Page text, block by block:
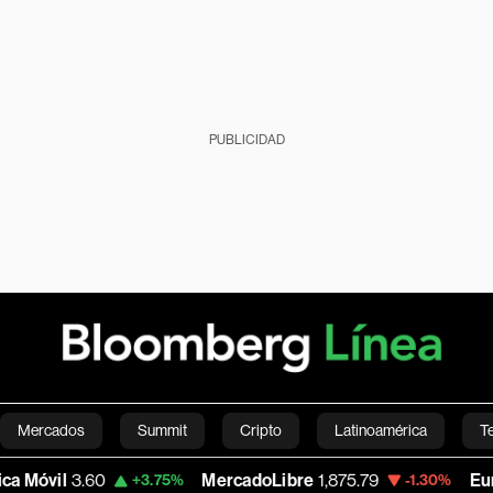
PUBLICIDAD
Mercados Summit Cripto Latinoamérica
Economía Estilo de vida Mundo Videos
+3.75% MercadoLibre 1,875.79 -1.30% Euro/Dólar